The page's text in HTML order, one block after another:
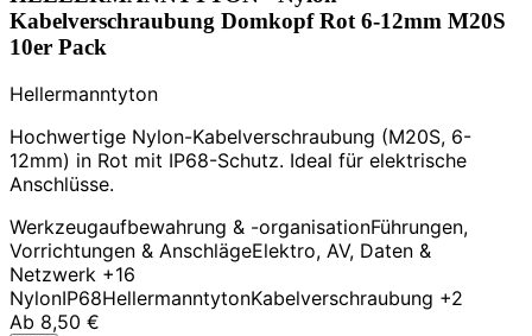
Kabelverschraubung Domkopf Rot 6-12mm M20S
10er Pack
Hellermanntyton
Hochwertige Nylon-Kabelverschraubung (M20S, 6-
12mm) in Rot mit IP68-Schutz. Ideal für elektrische
Anschlüsse.
Werkzeugaufbewahrung & -organisationFührungen,
Vorrichtungen & AnschlägeElektro, AV, Daten &
Netzwerk +16
NylonIP68HellermanntytonKabelverschraubung +2
Ab 8,50 €